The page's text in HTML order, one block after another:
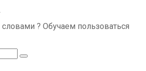
? Обучаем пользоваться